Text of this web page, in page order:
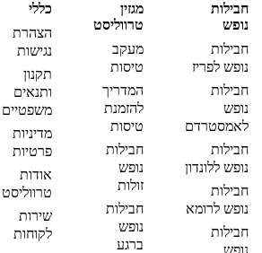
חבילות
נופש
חבילות
נופש לפריז
חבילות
נופש
לאמסטרדם
חבילות
נופש ללונדון
חבילות
נופש לרומא
חבילות
מגזין
טרווליסט
מעקב
טיסות
המדריך
להזמנת
טיסות
חבילות
נופש
זולות
חבילות
נופש
ברגע
כללי
הצהרת
נגישות
תקנון
ותנאים
משפטיים
מדיניות
פרטיות
אודות
טרווליסט
שירות
לקוחות